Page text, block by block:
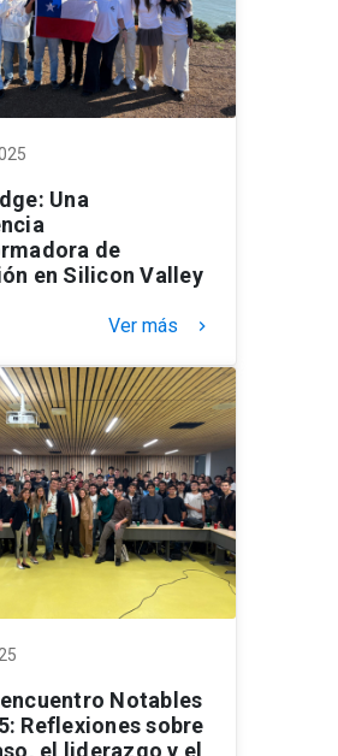
Una
de
en Silicon Valley
Ver más keyboard_arrow_right
Notables
Reflexiones sobre
el liderazgo y el